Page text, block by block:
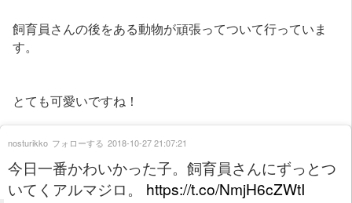
飼育員さんの後をある動物が頑張ってついて行っていま
す。
とても可愛いですね！
今日一番かわいかった子。飼育員さんにずっとつ
いてくアルマジロ。 https://t.co/NmjH6cZWtI
nosturikko フォローする 2018-10-27 21:07:21